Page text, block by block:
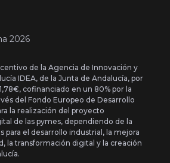
2026
de la Agencia de Innovación y
IDEA, de la Junta de Andalucía, por
cofinanciado en un 80% por la
del Fondo Europeo de Desarrollo
la realización del proyecto
de las pymes, dependiendo de la
para el desarrollo industrial, la mejora
la transformación digital y la creación